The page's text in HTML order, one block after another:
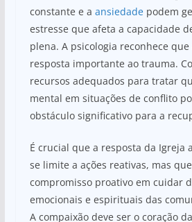
constante e a ansiedadepodem
estresse que afeta a capacidade
plena. A psicologia reconhece
resposta importante ao trauma.
recursos adequados para tratar
mental em situações de conflito
obstáculo significativo para a
É crucial que a resposta da Igreja
se limite a ações reativas, mas
compromisso proativo em cuidar
emocionais e espirituais das
A compaixão deve ser o coração